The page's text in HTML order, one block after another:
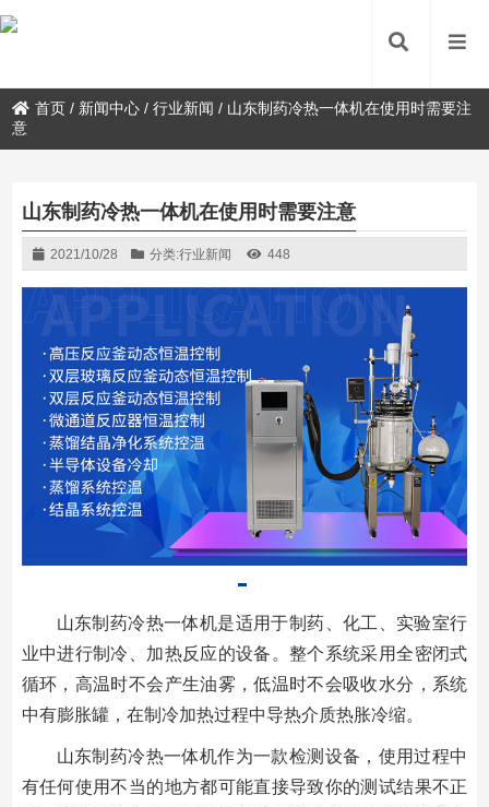
首页 / 新闻中心 /行业新闻 / 山东制药冷热一体机在使用时需要注
意
山东制药冷热一体机在使用时需要注意
2021/10/28 分类:行业新闻 448
山东制药冷热一体机是适用于制药、化工、实验室行
业中进行制冷、加热反应的设备。整个系统采用全密闭式
循环，高温时不会产生油雾，低温时不会吸收水分，系统
中有膨胀罐，在制冷加热过程中导热介质热胀冷缩。
山东制药冷热一体机作为一款检测设备，使用过程中
有任何使用不当的地方都可能直接导致你的测试结果不正